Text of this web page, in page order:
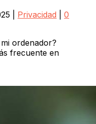
Privacidad |0
ordenador?
frecuente en